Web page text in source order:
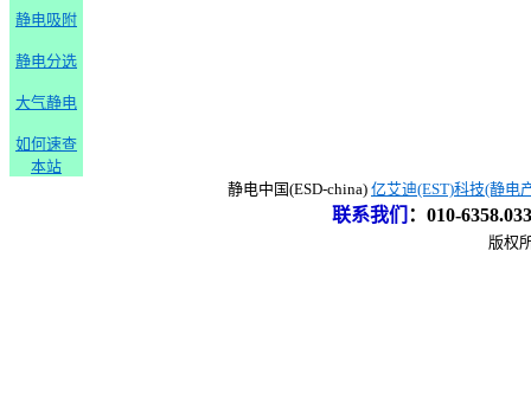
静电吸附
静电分选
大气静电
如何速查
本站
静电中国(ESD-china) 亿艾迪(EST)科技(静电
联系我们 ： 010-
版权